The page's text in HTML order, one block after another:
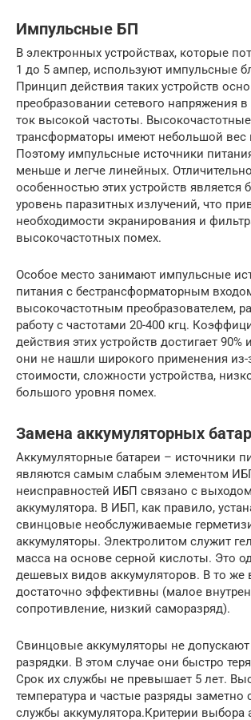
Импульсные БП
В электронных устройствах, которые
1 до 5 ампер, используют импульсные
Принцип действия таких устройств
преобразовании сетевого напряжения
ток высокой частоты. Высокочастотные
трансформаторы имеют небольшой вес
Поэтому импульсные источники
меньше и легче линейных.
особенностью этих устройств является
уровень паразитных излучений, что
необходимости экранирования и
высокочастотных помех.
Особое место занимают импульсные
питания с бестрансформаторным
высокочастотным преобразователем,
работу с частотами 20-400 кгц.
действия этих устройств достигает
они не нашли широкого применения
стоимости, сложности устройства,
большого уровня помех.
Замена аккумуляторных
Аккумуляторные батареи – источники
являются самым слабым элементом
неисправностей ИБП связано с
аккумулятора. В ИБП, как правило,
свинцовые необслуживаемые
аккумуляторы. Электролитом служит
масса на основе серной кислоты. Это
дешевых видов аккумуляторов. В то же
достаточно эффективны (малое
сопротивление, низкий саморазряд).
Свинцовые аккумуляторы не
разрядки. В этом случае они быстро
Срок их службы не превышает 5 лет.
температура и частые разряды заметно
службы аккумулятора.Критерии выбора